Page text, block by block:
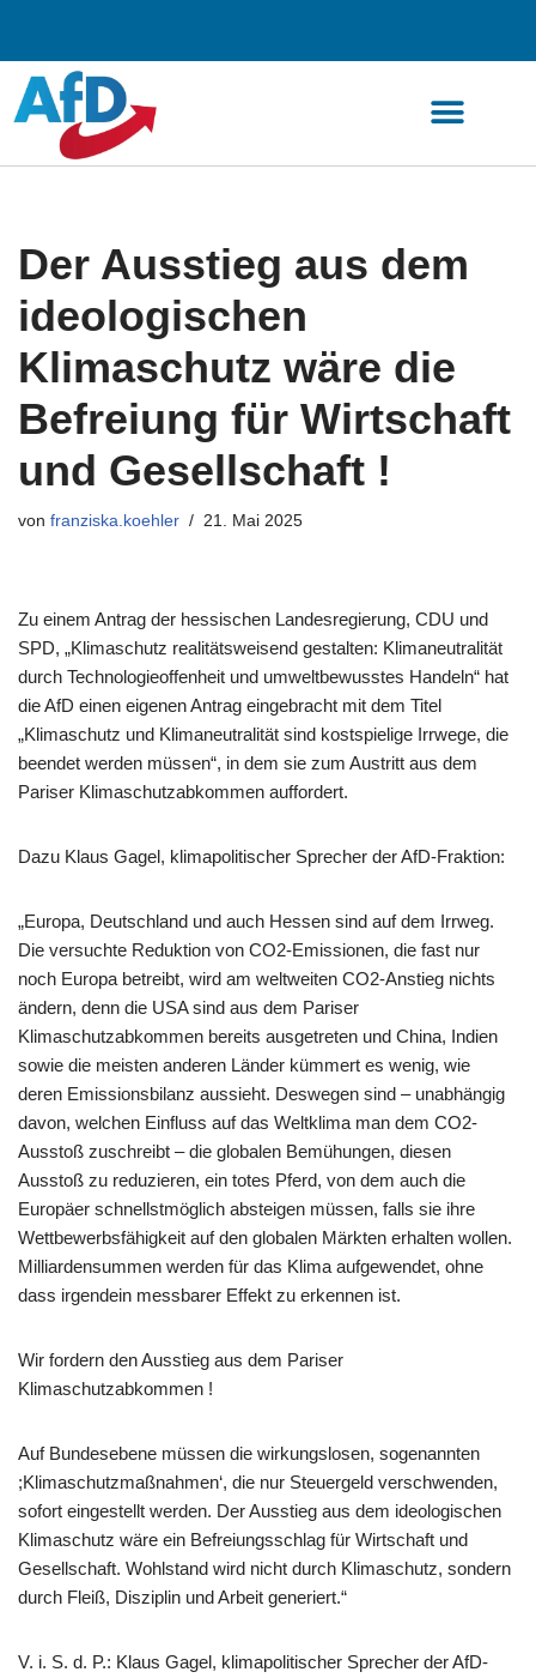
Zum
Inhalt
springen
Der Ausstieg aus dem
ideologischen
Klimaschutz wäre die
Befreiung für Wirtschaft
und Gesellschaft !
von franziska.koehler 21. Mai 2025
Zu einem Antrag der hessischen Landesregierung, CDU und
SPD, „Klimaschutz realitätsweisend gestalten: Klimaneutralität
durch Technologieoffenheit und umweltbewusstes Handeln“ hat
die AfD einen eigenen Antrag eingebracht mit dem Titel
„Klimaschutz und Klimaneutralität sind kostspielige Irrwege, die
beendet werden müssen“, in dem sie zum Austritt aus dem
Pariser Klimaschutzabkommen auffordert.
Dazu Klaus Gagel, klimapolitischer Sprecher der AfD-Fraktion:
„Europa, Deutschland und auch Hessen sind auf dem Irrweg.
Die versuchte Reduktion von CO2-Emissionen, die fast nur
noch Europa betreibt, wird am weltweiten CO2-Anstieg nichts
ändern, denn die USA sind aus dem Pariser
Klimaschutzabkommen bereits ausgetreten und China, Indien
sowie die meisten anderen Länder kümmert es wenig, wie
deren Emissionsbilanz aussieht. Deswegen sind – unabhängig
davon, welchen Einfluss auf das Weltklima man dem CO2-
Ausstoß zuschreibt – die globalen Bemühungen, diesen
Ausstoß zu reduzieren, ein totes Pferd, von dem auch die
Europäer schnellstmöglich absteigen müssen, falls sie ihre
Wettbewerbsfähigkeit auf den globalen Märkten erhalten wollen.
Milliardensummen werden für das Klima aufgewendet, ohne
dass irgendein messbarer Effekt zu erkennen ist.
Wir fordern den Ausstieg aus dem Pariser
Klimaschutzabkommen !
Auf Bundesebene müssen die wirkungslosen, sogenannten
;Klimaschutzmaßnahmen‘, die nur Steuergeld verschwenden,
sofort eingestellt werden. Der Ausstieg aus dem ideologischen
Klimaschutz wäre ein Befreiungsschlag für Wirtschaft und
Gesellschaft. Wohlstand wird nicht durch Klimaschutz, sondern
durch Fleiß, Disziplin und Arbeit generiert.“
V. i. S. d. P.: Klaus Gagel, klimapolitischer Sprecher der AfD-